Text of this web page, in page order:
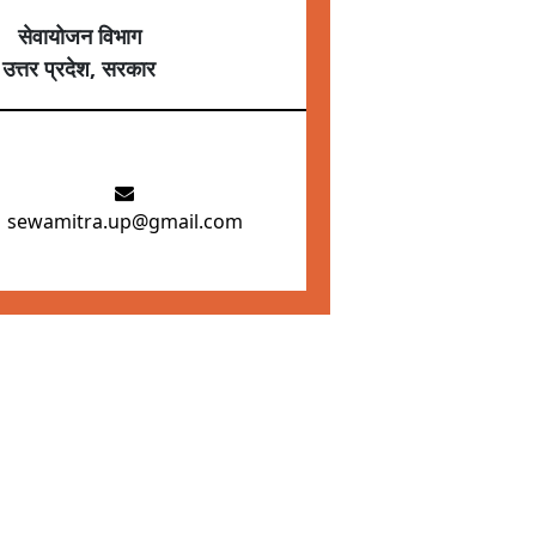
सेवायोजन विभाग
उत्तर प्रदेश, सरकार
sewamitra.up@gmail.com